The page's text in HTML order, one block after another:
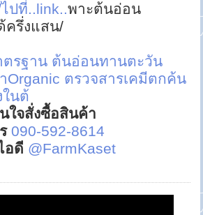
ปที่..link..พาะต้นอ่อน
ครึ่งแสน/
รฐาน ต้นอ่อนทานตะวัน
Organic ตรวจสารเคมีตกค้น
นต้
ใจสั่งซื้อสินค้า
090-592-8614
อดี @FarmKaset